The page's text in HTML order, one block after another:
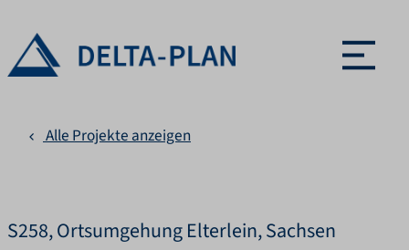
Menü
Alle Projekte anzeigen
S258, Ortsumgehung Elterlein, Sachsen